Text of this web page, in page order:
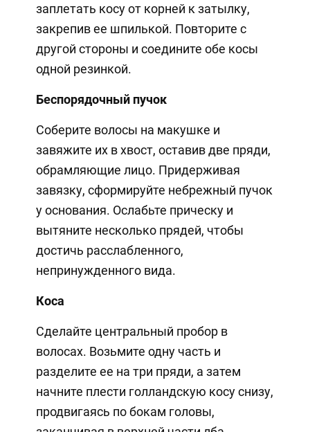
заплетать косу от корней к затылку,
закрепив ее шпилькой. Повторите с
другой стороны и соедините обе косы
одной резинкой.
Беспорядочный пучок
Соберите волосы на макушке и
завяжите их в хвост, оставив две пряди,
обрамляющие лицо. Придерживая
завязку, сформируйте небрежный пучок
у основания. Ослабьте прическу и
вытяните несколько прядей, чтобы
достичь расслабленного,
непринужденного вида.
Коса
Сделайте центральный пробор в
волосах. Возьмите одну часть и
разделите ее на три пряди, а затем
начните плести голландскую косу снизу,
продвигаясь по бокам головы,